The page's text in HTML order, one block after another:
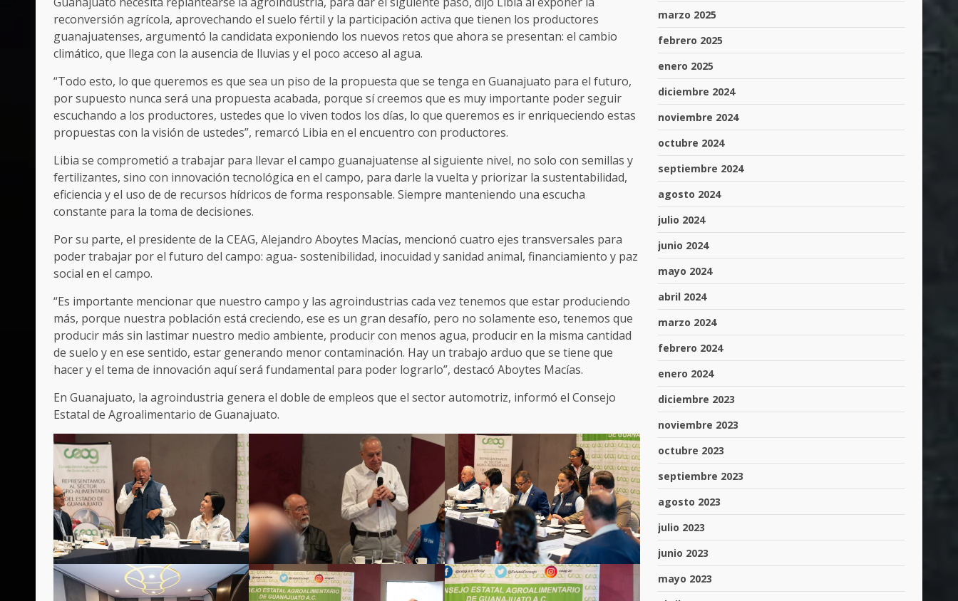
reconversión agrícola, aprovechando el suelo fértil y la participación activa que tienen los productores
guanajuatenses, argumentó la candidata exponiendo los nuevos retos que ahora se presentan: el cambio
climático, que llega con la ausencia de lluvias y el poco acceso al agua.
“Todo esto, lo que queremos es que sea un piso de la propuesta que se tenga en Guanajuato para el futuro,
por supuesto nunca será una propuesta acabada, porque sí creemos que es muy importante poder seguir
escuchando a los productores, ustedes que lo viven todos los días, lo que queremos es ir enriqueciendo estas
propuestas con la visión de ustedes”, remarcó Libia en el encuentro con productores.
Libia se comprometió a trabajar para llevar el campo guanajuatense al siguiente nivel, no solo con semillas y
fertilizantes, sino con innovación tecnológica en el campo, para darle la vuelta y priorizar la sustentabilidad,
eficiencia y el uso de de recursos hídricos de forma responsable. Siempre manteniendo una escucha
constante para la toma de decisiones.
Por su parte, el presidente de la CEAG, Alejandro Aboytes Macías, mencionó cuatro ejes transversales para
poder trabajar por el futuro del campo: agua- sostenibilidad, inocuidad y sanidad animal, financiamiento y paz
social en el campo.
“Es importante mencionar que nuestro campo y las agroindustrias cada vez tenemos que estar produciendo
más, porque nuestra población está creciendo, ese es un gran desafío, pero no solamente eso, tenemos que
producir más sin lastimar nuestro medio ambiente, producir con menos agua, producir en la misma cantidad
de suelo y en ese sentido, estar generando menor contaminación. Hay un trabajo arduo que se tiene que
hacer y el tema de innovación aquí será fundamental para poder lograrlo”, destacó Aboytes Macías.
En Guanajuato, la agroindustria genera el doble de empleos que el sector automotriz, informó el Consejo
Estatal de Agroalimentario de Guanajuato.
marzo 2025
febrero 2025
enero 2025
diciembre 2024
noviembre 2024
octubre 2024
septiembre 2024
agosto 2024
julio 2024
junio 2024
mayo 2024
abril 2024
marzo 2024
febrero 2024
enero 2024
diciembre 2023
noviembre 2023
octubre 2023
septiembre 2023
agosto 2023
julio 2023
junio 2023
mayo 2023